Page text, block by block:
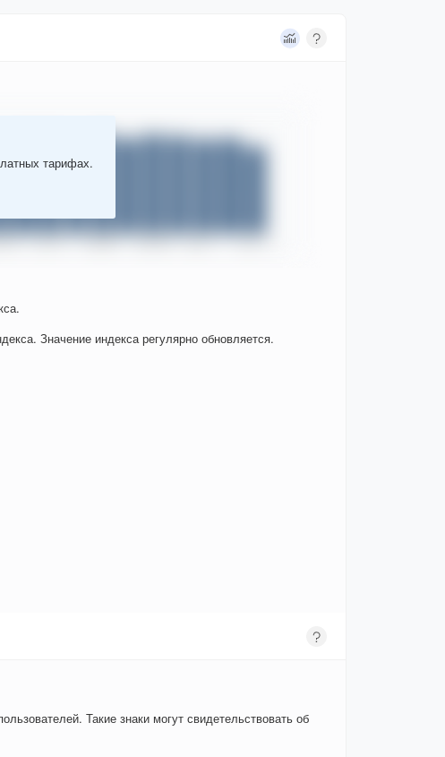
тарифах.
Значение индекса регулярно обновляется.
Такие знаки могут свидетельствовать об